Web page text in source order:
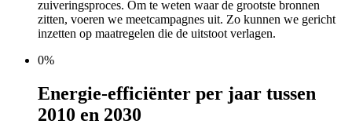
zuiveringsproces. Om te weten waar de grootste bronnen
zitten, voeren we meetcampagnes uit. Zo kunnen we gericht
inzetten op maatregelen die de uitstoot verlagen.
0%
Energie-efficiënter per jaar tussen
2010 en 2030